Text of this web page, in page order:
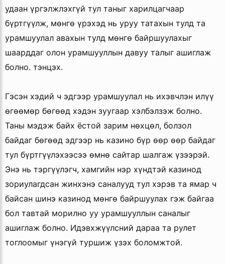
удаан үргэлжлэхгүй тул таныг харилцагчаар
бүртгүүлж, мөнгө үрэхэд нь уруу татахын тулд та
урамшуулал авахын тулд мөнгө байршуулахыг
шаарддаг олон урамшууллын давуу талыг ашиглаж
болно. тэнцэх.
Гэсэн хэдий ч эдгээр урамшуулал нь ихэвчлэн илүү
өгөөмөр бөгөөд хэдэн зуугаар хэлбэлзэж болно.
Таны мэдэж байх ёстой зарим нөхцөл, болзол
байдаг бөгөөд эдгээр нь казино бүр өөр өөр байдаг
тул бүртгүүлэхээсээ өмнө сайтар шалгаж үзээрэй.
Энэ нь тэргүүлэгч, хамгийн нэр хүндтэй казинод
зориулагдсан жинхэнэ саналууд тул хэрэв та ямар ч
байсан шинэ казинод мөнгө байршуулах гэж байгаа
бол тавтай морилно уу урамшууллын саналыг
ашиглаж болно. Идэвхжүүлсний дараа та рулет
тоглоомыг үнэгүй туршиж үзэх боломжтой.